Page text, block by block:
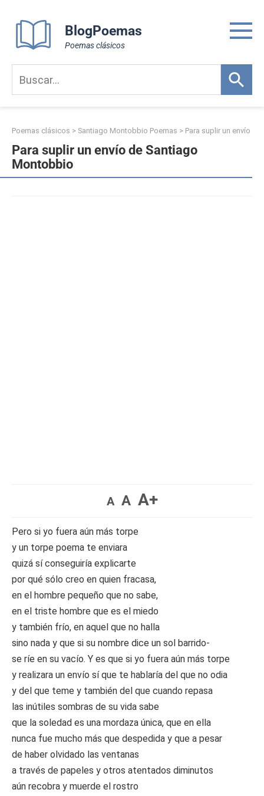
content
BlogPoemas
Poemas clásicos
Poemas clásicos > Santiago Montobbio Poemas > Para suplir un envío
Para suplir un envío de Santiago
Montobbio
A A A+
Pero si yo fuera aún más torpe
y un torpe poema te enviara
quizá sí conseguiría explicarte
por qué sólo creo en quien fracasa,
en el hombre pequeño que no sabe,
en el triste hombre que es el miedo
y también frío, en aquel que no halla
sino nada y que si su nombre dice un sol barrido-
se ríe en su vacío. Y es que si yo fuera aún más torpe
y realizara un envío sí que te hablaría del que no odia
y del que teme y también del que cuando repasa
las inútiles sombras de su vida sabe
que la soledad es una mordaza única, que en ella
nunca fue mucho más que despedida y que a pesar
de haber olvidado las ventanas
a través de papeles y otros atentados diminutos
aún recobra y muerde el rostro